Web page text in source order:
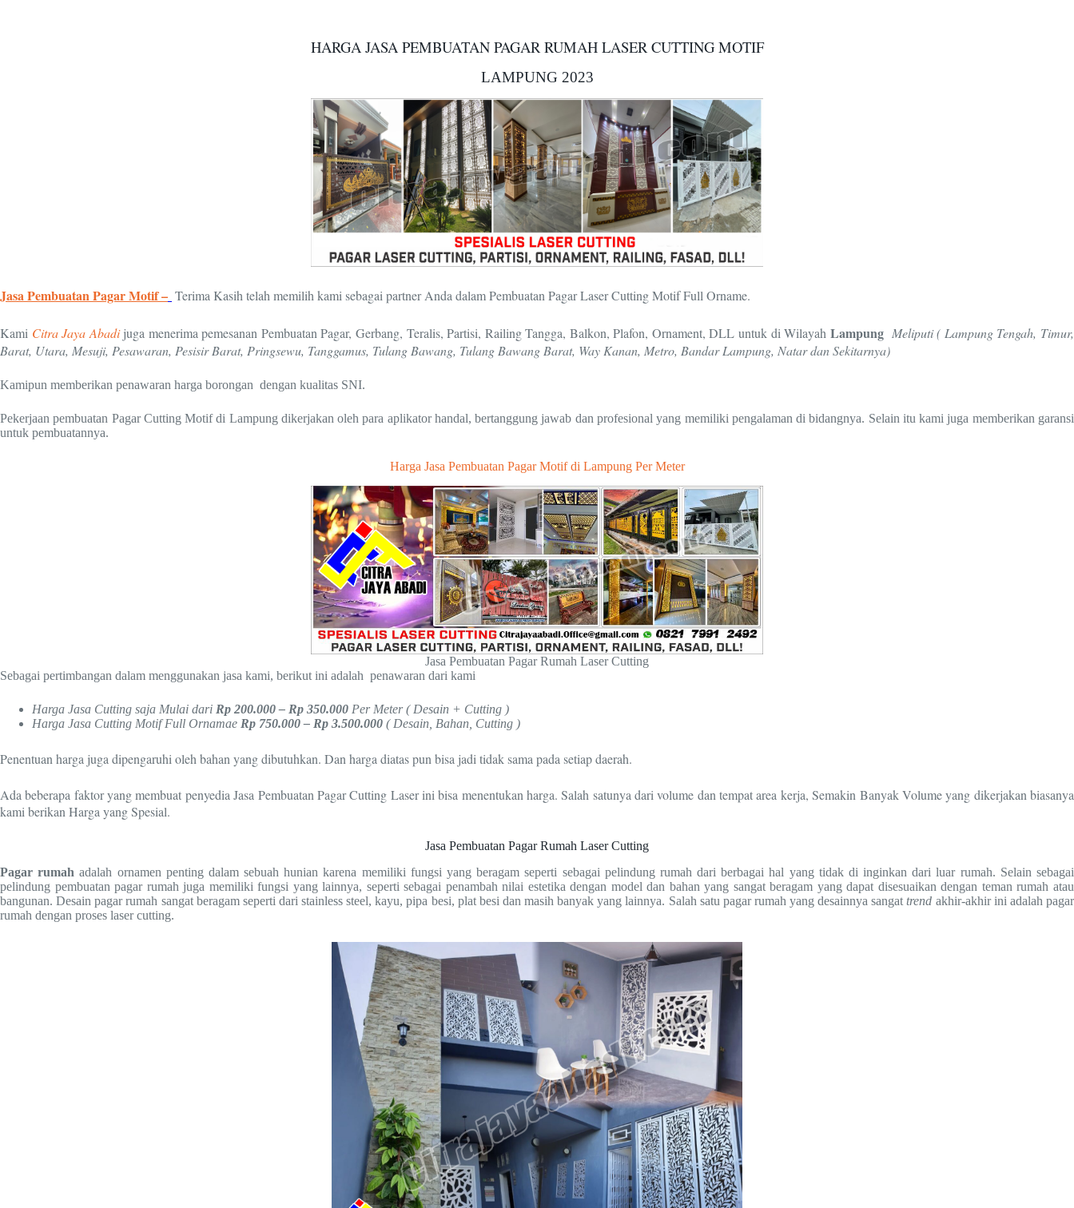
HARGA JASA PEMBUATAN PAGAR RUMAH LASER CUTTING MOTIF
LAMPUNG 2023
Jasa Pembuatan Pagar Motif – Terima Kasih telah memilih kami sebagai partner Anda dalam Pembuatan Pagar Laser Cutting Motif Full Orname.
Kami Citra Jaya Abadijuga menerima pemesanan Pembuatan Pagar, Gerbang, Teralis, Partisi, Railing Tangga, Balkon, Plafon, Ornament, DLL untuk di Wilayah Lampung Meliputi( Lampung Tengah, Timur,
Barat, Utara, Mesuji, Pesawaran, Pesisir Barat, Pringsewu, Tanggamus, Tulang Bawang, Tulang Bawang Barat, Way Kanan, Metro, Bandar Lampung, Natar dan Sekitarnya)
Kamipun memberikan penawaran harga borongan dengan kualitas SNI.
Pekerjaan pembuatan Pagar Cutting Motif di Lampung dikerjakan oleh para aplikator handal, bertanggung jawab dan profesional yang memiliki pengalaman di bidangnya. Selain itu kami juga memberikan garansi
untuk pembuatannya.
Harga Jasa Pembuatan Pagar Motif di Lampung Per Meter
Jasa Pembuatan Pagar Rumah Laser Cutting
Sebagai pertimbangan dalam menggunakan jasa kami, berikut ini adalah penawaran dari kami
Harga Jasa Cutting saja Mulai dari Rp 200.000 – Rp 350.000 Per Meter ( Desain + Cutting )
Harga Jasa Cutting Motif Full Ornamae Rp 750.000 – Rp 3.500.000 ( Desain, Bahan, Cutting )
Penentuan harga juga dipengaruhi oleh bahan yang dibutuhkan. Dan harga diatas pun bisa jadi tidak sama pada setiap daerah.
Ada beberapa faktor yang membuat penyedia Jasa Pembuatan Pagar Cutting Laser ini bisa menentukan harga. Salah satunya dari volume dan tempat area kerja, Semakin Banyak Volume yang dikerjakan biasanya
kami berikan Harga yang Spesial.
Jasa Pembuatan Pagar Rumah Laser Cutting
Pagar rumah adalah ornamen penting dalam sebuah hunian karena memiliki fungsi yang beragam seperti sebagai pelindung rumah dari berbagai hal yang tidak di inginkan dari luar rumah. Selain sebagai
pelindung pembuatan pagar rumah juga memiliki fungsi yang lainnya, seperti sebagai penambah nilai estetika dengan model dan bahan yang sangat beragam yang dapat disesuaikan dengan teman rumah atau
bangunan. Desain pagar rumah sangat beragam seperti dari stainless steel, kayu, pipa besi, plat besi dan masih banyak yang lainnya. Salah satu pagar rumah yang desainnya sangat trend akhir-akhir ini adalah pagar
rumah dengan proses laser cutting.